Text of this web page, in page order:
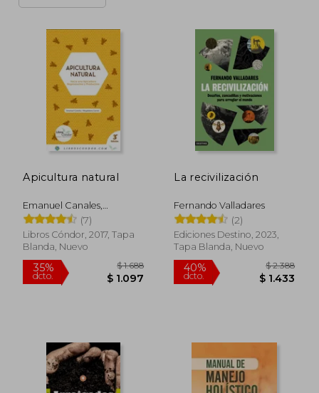
Apicultura natural
Emanuel Canales,
Magdalena Cortés
(7)
Libros Cóndor, 2017, Tapa
Blanda, Nuevo
35%
dcto.
La recivilización
Fernando Valladares
(2)
Ediciones Destino, 2023,
Tapa Blanda, Nuevo
40%
dcto.